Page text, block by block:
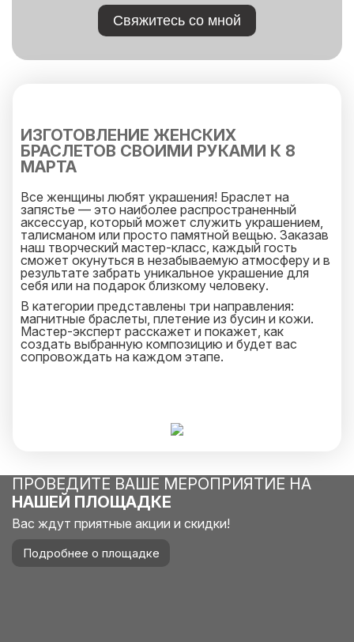
Свяжитесь со мной
ИЗГОТОВЛЕНИЕ ЖЕНСКИХ
БРАСЛЕТОВ СВОИМИ РУКАМИ К 8
МАРТА
Все женщины любят украшения! Браслет на
запястье — это наиболее распространенный
аксессуар, который может служить украшением,
талисманом или просто памятной вещью. Заказав
наш творческий мастер-класс, каждый гость
сможет окунуться в незабываемую атмосферу и в
результате забрать уникальное украшение для
себя или на подарок близкому человеку.
В категории представлены три направления:
магнитные браслеты, плетение из бусин и кожи.
Мастер-эксперт расскажет и покажет, как
создать выбранную композицию и будет вас
сопровождать на каждом этапе.
ПРОВЕДИТЕ ВАШЕ МЕРОПРИЯТИЕ НА
НАШЕЙ ПЛОЩАДКЕ
Вас ждут приятные акции и скидки!
Подробнее о площадке